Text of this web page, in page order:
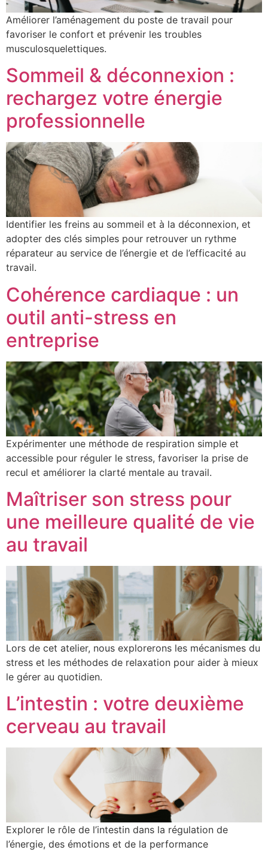
Améliorer l’aménagement du poste de travail pour
favoriser le confort et prévenir les troubles
musculosquelettiques.
Sommeil & déconnexion :
rechargez votre énergie
professionnelle
Identifier les freins au sommeil et à la déconnexion, et
adopter des clés simples pour retrouver un rythme
réparateur au service de l’énergie et de l’efficacité au
travail.
Cohérence cardiaque : un
outil anti-stress en
entreprise
Expérimenter une méthode de respiration simple et
accessible pour réguler le stress, favoriser la prise de
recul et améliorer la clarté mentale au travail.
Maîtriser son stress pour
une meilleure qualité de vie
au travail
Lors de cet atelier, nous explorerons les mécanismes du
stress et les méthodes de relaxation pour aider à mieux
le gérer au quotidien.
L’intestin : votre deuxième
cerveau au travail
Explorer le rôle de l’intestin dans la régulation de
l’énergie, des émotions et de la performance